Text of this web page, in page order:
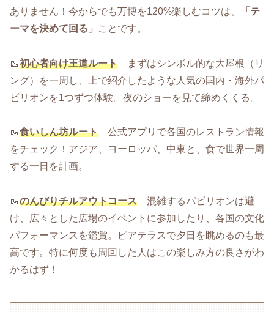
ありません！今からでも万博を120%楽しむコツは、
「テ
ーマを決めて回る」
ことです。
🥾初心者向け王道ルート まずはシンボル的な大屋根（リ
ング）を一周し、上で紹介したような人気の国内・海外パ
ビリオンを1つずつ体験。夜のショーを見て締めくくる。
🥾食いしん坊ルート 公式アプリで各国のレストラン情報
をチェック！アジア、ヨーロッパ、中東と、食で世界一周
する一日を計画。
🥾のんびりチルアウトコース 混雑するパビリオンは避
け、広々とした広場のイベントに参加したり、各国の文化
パフォーマンスを鑑賞。ビアテラスで夕日を眺めるのも最
高です。特に何度も周回した人はこの楽しみ方の良さがわ
かるはず！